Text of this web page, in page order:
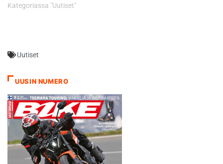
Gulfin sininen. - Olen
yhden kauden ja
menivät yhteen konerikkoon.
Nyt lähdetään paikkaamaan
tämä kauneusvirhe,
Korpiaho kertoo
motiivistaan panostaa…
Kategoriassa "Uutiset"
Uutiset
UUSIN NUMERO